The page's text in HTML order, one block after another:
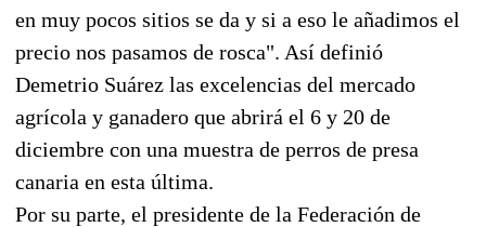
en muy pocos sitios se da y si a eso le añadimos el
precio nos pasamos de rosca". Así definió
Demetrio Suárez las excelencias del mercado
agrícola y ganadero que abrirá el 6 y 20 de
diciembre con una muestra de perros de presa
canaria en esta última.
Por su parte, el presidente de la Federación de